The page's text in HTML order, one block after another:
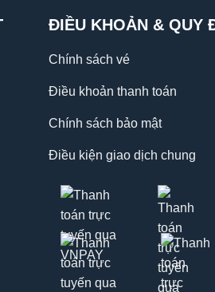
ĐIỀU KHOẢN & QUY
Chính sách vé
Điều khoản thanh toán
Chính sách bảo mật
Điều kiện giao dịch chung